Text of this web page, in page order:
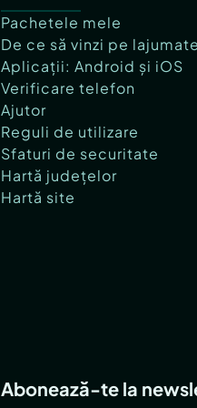
Pachetele mele
De ce să vinzi pe
Aplicații: Android și iOS
Verificare telefon
Ajutor
Reguli de utilizare
Sfaturi de securitate
Hartă județelor
Hartă site
Abonează-te la